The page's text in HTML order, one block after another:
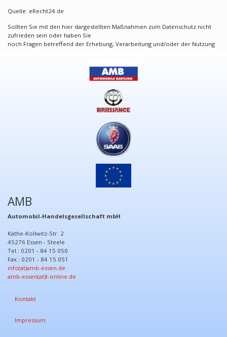
Quelle: eRecht24.de
Sollten Sie mit den hier dargestellten Maßnahmen zum Datenschutz nicht
zufrieden sein oder haben Sie
noch Fragen betreffend der Erhebung, Verarbeitung und/oder der Nutzung
wie möglich zu beantworten und Ihre Anregungen umzusetzen. Bitte treten
AMB
Automobil-Handelsgesellschaft mbH
Käthe-Kollwitz-Str. 2
45276 Essen - Steele
Tel.: 0201 - 84 15 050
Fax.: 0201 - 84 15 051
info(at)amb-essen.de
amb-essen(at)t-online.de
Kontakt
Impressum